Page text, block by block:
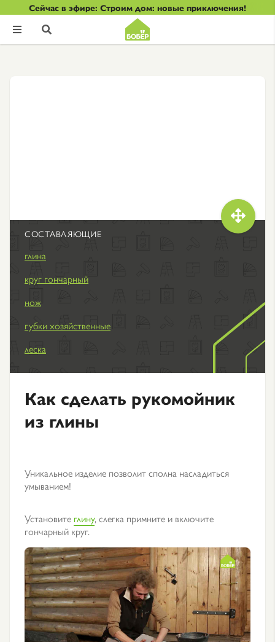
Сейчас в эфире: Строим дом: новые приключения!
 

СОСТАВЛЯЮЩИЕ
глина
круг гончарный
нож
губки хозяйственные
леска
Как сделать рукомойник
из глины
Уникальное изделие позволит сполна насладиться
умыванием!
Установите глину, слегка примните и включите
гончарный круг.